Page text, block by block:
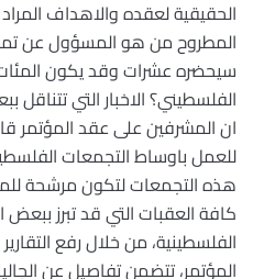
الحقيقية لعقده والاهداف
المطروح من هو المسؤول عن
سيحضره عشرات وقد يكون
الفلسطيني؟ الاخبار التي
ان المشرفين على عقد المؤتمر
للعمل باوساط التجمعات
هذه التجمعات لتكون مرشحة
كافة العقبات التي قد تبرز
الفلسطينية، من خلال رفع
المؤتمر، تتضمن تفاصيل عن